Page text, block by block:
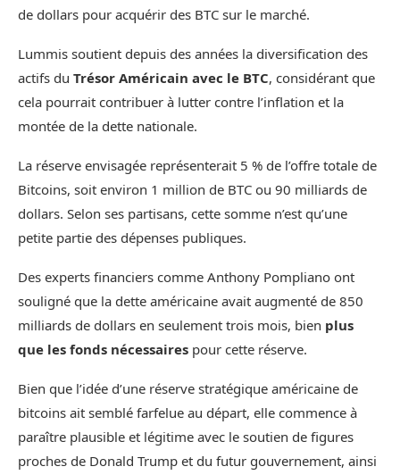
de dollars pour acquérir des BTC sur le marché.
Lummis soutient depuis des années la diversification des
actifs du Trésor Américain avec le BTC, considérant que
cela pourrait contribuer à lutter contre l’inflation et la
montée de la dette nationale.
La réserve envisagée représenterait 5 % de l’offre totale de
Bitcoins, soit environ 1 million de BTC ou 90 milliards de
dollars. Selon ses partisans, cette somme n’est qu’une
petite partie des dépenses publiques.
Des experts financiers comme Anthony Pompliano ont
souligné que la dette américaine avait augmenté de 850
milliards de dollars en seulement trois mois, bien plus
que les fonds nécessaires pour cette réserve.
Bien que l’idée d’une réserve stratégique américaine de
bitcoins ait semblé farfelue au départ, elle commence à
paraître plausible et légitime avec le soutien de figures
proches de Donald Trump et du futur gouvernement, ainsi